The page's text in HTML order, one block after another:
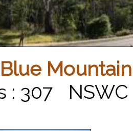
Mountain
: 307 NSWC